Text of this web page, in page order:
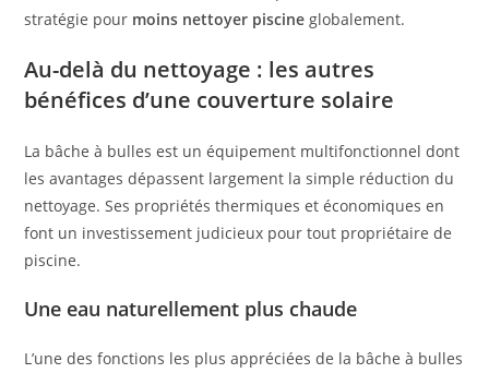
stratégie pour moins nettoyer piscine globalement.
Au-delà du nettoyage : les autres
bénéfices d’une couverture solaire
La bâche à bulles est un équipement multifonctionnel dont
les avantages dépassent largement la simple réduction du
nettoyage. Ses propriétés thermiques et économiques en
font un investissement judicieux pour tout propriétaire de
piscine.
Une eau naturellement plus chaude
L’une des fonctions les plus appréciées de la bâche à bulles